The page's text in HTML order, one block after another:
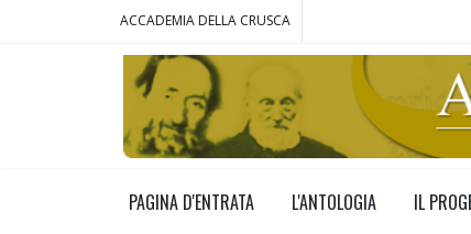
ACCADEMIA DELLA CRUSCA
PAGINA D'ENTRATA L'ANTOLOGIA IL